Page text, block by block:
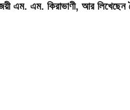
এম. এম. কিরাভাণী, আর লিখেছেন